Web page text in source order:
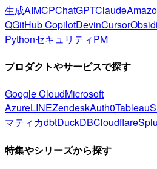
生成AIMCPChatGPTClaude
QGitHub CopilotDevinCursor
PythonセキュリティPM
プロダクトやサービスで探す
Google CloudMicrosoft
AzureLINEZendeskAuth0Tableau
マティカdbtDuckDBCloudflare
特集やシリーズから探す